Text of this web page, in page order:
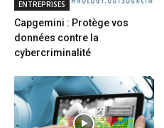
ENTREPRISES
Capgemini : Protège vos
données contre la
cybercriminalité